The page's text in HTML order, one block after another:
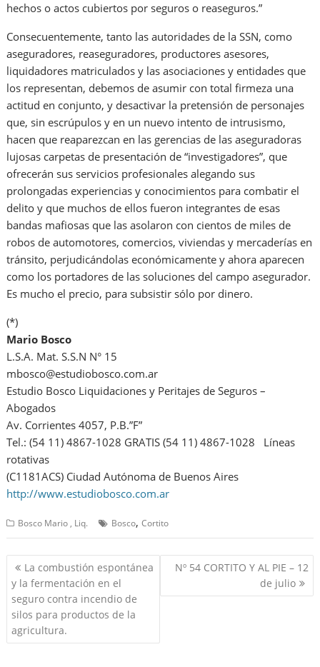
hechos o actos cubiertos por seguros o reaseguros.”
Consecuentemente, tanto las autoridades de la SSN, como
aseguradores, reaseguradores, productores asesores,
liquidadores matriculados y las asociaciones y entidades que
los representan, debemos de asumir con total firmeza una
actitud en conjunto, y desactivar la pretensión de personajes
que, sin escrúpulos y en un nuevo intento de intrusismo,
hacen que reaparezcan en las gerencias de las aseguradoras
lujosas carpetas de presentación de “investigadores”, que
ofrecerán sus servicios profesionales alegando sus
prolongadas experiencias y conocimientos para combatir el
delito y que muchos de ellos fueron integrantes de esas
bandas mafiosas que las asolaron con cientos de miles de
robos de automotores, comercios, viviendas y mercaderías en
tránsito, perjudicándolas económicamente y ahora aparecen
como los portadores de las soluciones del campo asegurador.
Es mucho el precio, para subsistir sólo por dinero.
(*)
Mario Bosco
L.S.A. Mat. S.S.N N° 15
mbosco@estudiobosco.com.ar
Estudio Bosco Liquidaciones y Peritajes de Seguros –
Abogados
Av. Corrientes 4057, P.B.”F”
Tel.: (54 11) 4867-1028 GRATIS (54 11) 4867-1028 Líneas
rotativas
(C1181ACS) Ciudad Autónoma de Buenos Aires
http://www.estudiobosco.com.ar
Bosco Mario , Liq. Bosco,Cortito
Navegación
de
entradas
La combustión espontánea
y la fermentación en el
seguro contra incendio de
silos para productos de la
agricultura.
Nº 54 CORTITO Y AL PIE – 12
de julio